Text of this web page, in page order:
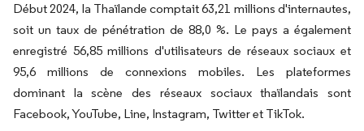
Début 2024, la Thaïlande comptait 63,21 millions d'internautes,
soit un taux de pénétration de 88,0 %. Le pays a également
enregistré 56,85 millions d'utilisateurs de réseaux sociaux et
95,6 millions de connexions mobiles. Les plateformes
dominant la scène des réseaux sociaux thaïlandais sont
Facebook, YouTube, Line, Instagram, Twitter et TikTok.